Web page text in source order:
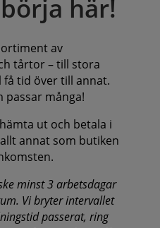
här!
av
tårtor – till stora
tid över till annat.
passar många!
ut och betala i
annat som butiken
minst 3 arbetsdagar
Vi bryter intervallet
passerat, ring